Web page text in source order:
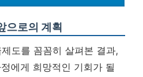
으로의 계획
도를 꼼꼼히 살펴본 결과,
에게 희망적인 기회가 될